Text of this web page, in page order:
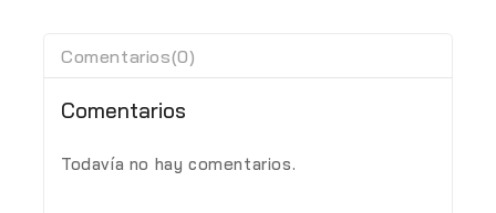
Comentarios(0)
Comentarios
Todavía no hay comentarios.